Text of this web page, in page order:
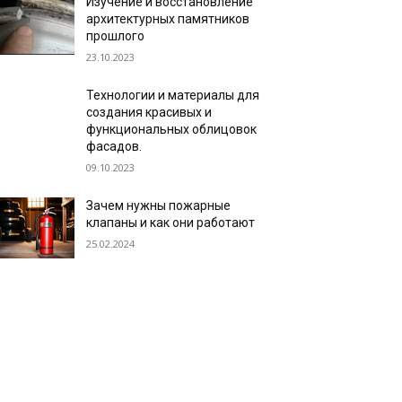
архитектурных памятников
прошлого
23.10.2023
Технологии и материалы для
создания красивых и
функциональных облицовок
фасадов.
09.10.2023
Зачем нужны пожарные
клапаны и как они работают
25.02.2024